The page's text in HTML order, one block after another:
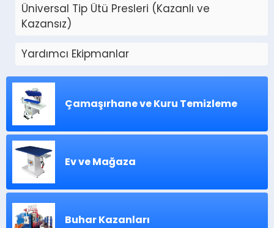
Üniversal Tip Ütü Presleri (Kazanlı ve
Kazansız)
Yardımcı Ekipmanlar
Çamaşırhane ve Kuru Temizleme
Ev ve Mağaza
Buhar Kazanları